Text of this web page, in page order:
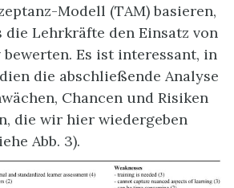
Modell (TAM) basieren,
die Lehrkräfte den Einsatz von
Es ist interessant, in
die abschließende Analyse
Chancen und Risiken
die wir hier wiedergeben
Abb. 3).